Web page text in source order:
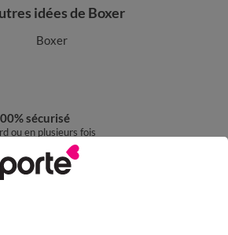
idées de Boxer
Boxer
sécurisé
ou en plusieurs fois